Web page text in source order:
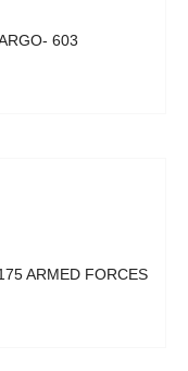
603
ARMED FORCES